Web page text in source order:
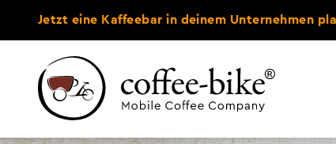
Jetzt eine Kaffeebar in deinem Unternehmen